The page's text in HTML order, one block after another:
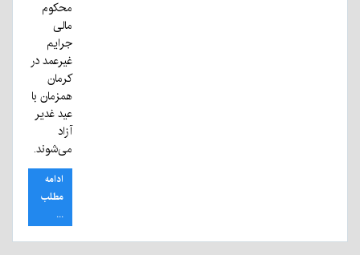
محکوم
مالی
جرایم
غیرعمد در
کرمان
همزمان با
عید غدیر
آزاد
می‌شوند.
ادامه
مطلب
...